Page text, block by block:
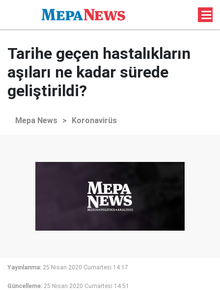
Tarihe geçen hastalıkların
aşıları ne kadar sürede
geliştirildi?
Mepa News > Koronavirüs
Yayınlanma: 25 Nisan 2020 Cumartesi 14:17
Güncelleme: 25 Nisan 2020 Cumartesi 14:51